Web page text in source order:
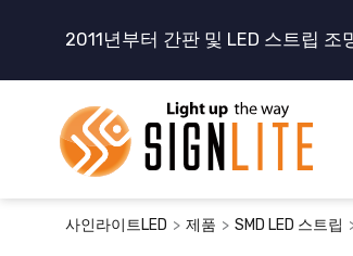
2011년부터 간판 및 LED 스트립 조
사인라이트LED > 제품 > SMD LED 스트립